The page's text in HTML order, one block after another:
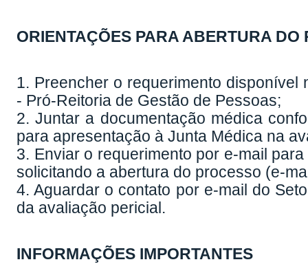
ORIENTAÇÕES PARA ABERTURA DO
1. Preencher o requerimento
- Pró-Reitoria de Gestão de Pessoas;
2. Juntar a documentação médica
para apresentação à Junta Médica na
3. Enviar o requerimento por e-mail
solicitando a abertura do processo (e-
4. Aguardar o contato por e-mail do
da avaliação pericial.
INFORMAÇÕES IMPORTANTES